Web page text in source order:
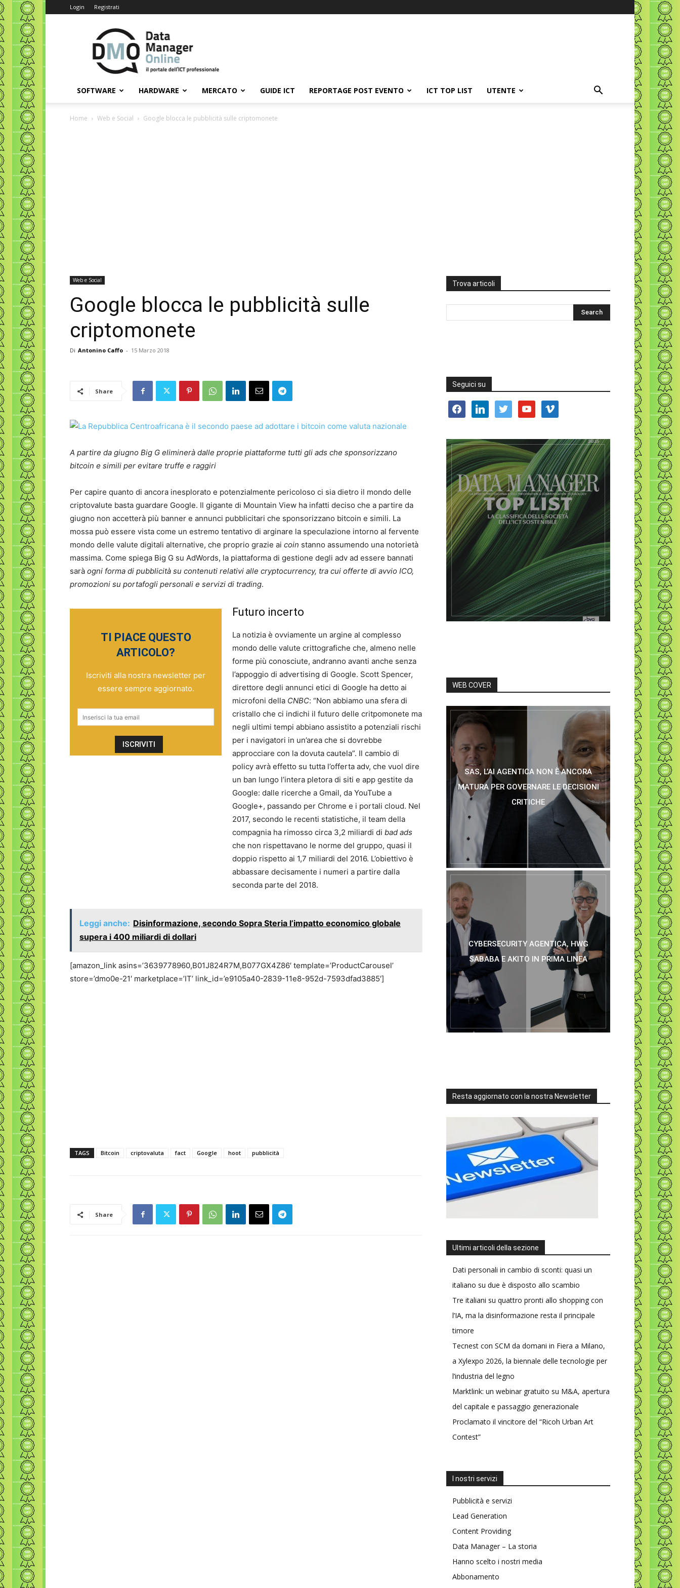
Login Registrati
Data
Manager
Online
SOFTWARE HARDWARE MERCATO GUIDE ICT REPORTAGE POST EVENTO ICT TOP LIST UTENTE
Home Web e Social Google blocca le pubblicità sulle criptomonete
Web e Social
Google blocca le pubblicità sulle
criptomonete
Di Antonino Caffo - 15 Marzo 2018
Share
A partire da giugno Big G eliminerà dalle proprie piattaforme tutti gli ads che sponsorizzano
bitcoin e simili per evitare truffe e raggiri
Per capire quanto di ancora inesplorato e potenzialmente pericoloso ci sia dietro il mondo delle
criptovalute basta guardare Google. Il gigante di Mountain View ha infatti deciso che a partire da
giugno non accetterà più banner e annunci pubblicitari che sponsorizzano bitcoin e simili. La
mossa può essere vista come un estremo tentativo di arginare la speculazione intorno al fervente
mondo delle valute digitali alternative, che proprio grazie ai coin stanno assumendo una notorietà
massima. Come spiega Big G su AdWords, la piattaforma di gestione degli adv ad essere bannati
sarà ogni forma di pubblicità su contenuti relativi alle cryptocurrency, tra cui offerte di avvio ICO,
promozioni su portafogli personali e servizi di trading.
TI PIACE QUESTO
ARTICOLO?
Iscriviti alla nostra newsletter per
essere sempre aggiornato.
Futuro incerto
La notizia è ovviamente un argine al complesso
mondo delle valute crittografiche che, almeno nelle
forme più conosciute, andranno avanti anche senza
l’appoggio di advertising di Google. Scott Spencer,
direttore degli annunci etici di Google ha detto ai
microfoni della CNBC: “Non abbiamo una sfera di
cristallo che ci indichi il futuro delle critpomonete ma
negli ultimi tempi abbiano assistito a potenziali rischi
per i navigatori in un’area che si dovrebbe
approcciare con la dovuta cautela”. Il cambio di
policy avrà effetto su tutta l’offerta adv, che vuol dire
un ban lungo l’intera pletora di siti e app gestite da
Google: dalle ricerche a Gmail, da YouTube a
Google+, passando per Chrome e i portali cloud. Nel
2017, secondo le recenti statistiche, il team della
compagnia ha rimosso circa 3,2 miliardi di bad ads
che non rispettavano le norme del gruppo, quasi il
doppio rispetto ai 1,7 miliardi del 2016. L’obiettivo è
abbassare decisamente i numeri a partire dalla
seconda parte del 2018.
Leggi anche: Disinformazione, secondo Sopra Steria l’impatto economico globale
supera i 400 miliardi di dollari
[amazon_link asins=’3639778960,B01J824R7M,B077GX4Z86′ template=’ProductCarousel’
store=’dmo0e-21′ marketplace=’IT’ link_id=’e9105a40-2839-11e8-952d-7593dfad3885′]
TAGS Bitcoin criptovaluta fact Google hoot pubblicità
Share
Trova articoli
Seguici su
facebooklinkedin twitter youtube vimeo
WEB COVER
SAS, L’AI AGENTICA NON È ANCORA
MATURA PER GOVERNARE LE DECISIONI
CRITICHE
CYBERSECURITY AGENTICA, HWG
SABABA E AKITO IN PRIMA LINEA
Resta aggiornato con la nostra Newsletter
Ultimi articoli della sezione
Dati personali in cambio di sconti: quasi un
italiano su due è disposto allo scambio
Tre italiani su quattro pronti allo shopping con
l’IA, ma la disinformazione resta il principale
timore
Tecnest con SCM da domani in Fiera a Milano,
a Xylexpo 2026, la biennale delle tecnologie per
l’industria del legno
Marktlink: un webinar gratuito su M&A, apertura
del capitale e passaggio generazionale
Proclamato il vincitore del “Ricoh Urban Art
Contest”
I nostri servizi
Pubblicità e servizi
Lead Generation
Content Providing
Data Manager – La storia
Hanno scelto i nostri media
Abbonamento